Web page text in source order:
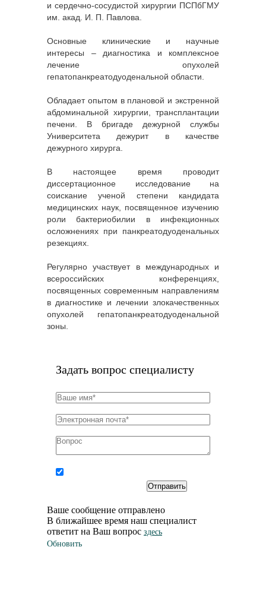
и сердечно-сосудистой хирургии ПСПбГМУ
им. акад. И. П. Павлова.
Основные клинические и научные
интересы – диагностика и комплексное
лечение опухолей
гепатопанкреатодуоденальной области.
Обладает опытом в плановой и экстренной
абдоминальной хирургии, трансплантации
печени. В бригаде дежурной службы
Университета дежурит в качестве
дежурного хирурга.
В настоящее время проводит
диссертационное исследование на
соискание ученой степени кандидата
медицинских наук, посвященное изучению
роли бактериобилии в инфекционных
осложнениях при панкреатодуоденальных
резекциях.
Регулярно участвует в международных и
всероссийских конференциях,
посвященных современным направлениям
в диагностике и лечении злокачественных
опухолей гепатопанкреатодуоденальной
зоны.
Задать вопрос специалисту
Ваше сообщение отправлено
В ближайшее время наш специалист
ответит на Ваш вопрос здесь
Обновить